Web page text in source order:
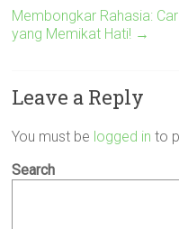
Membongkar Rahasia:
yang Memikat Hati! →
Leave a Reply
You must be logged in to
Search